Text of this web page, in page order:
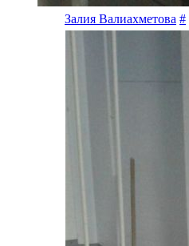
Залия Валиахметова #